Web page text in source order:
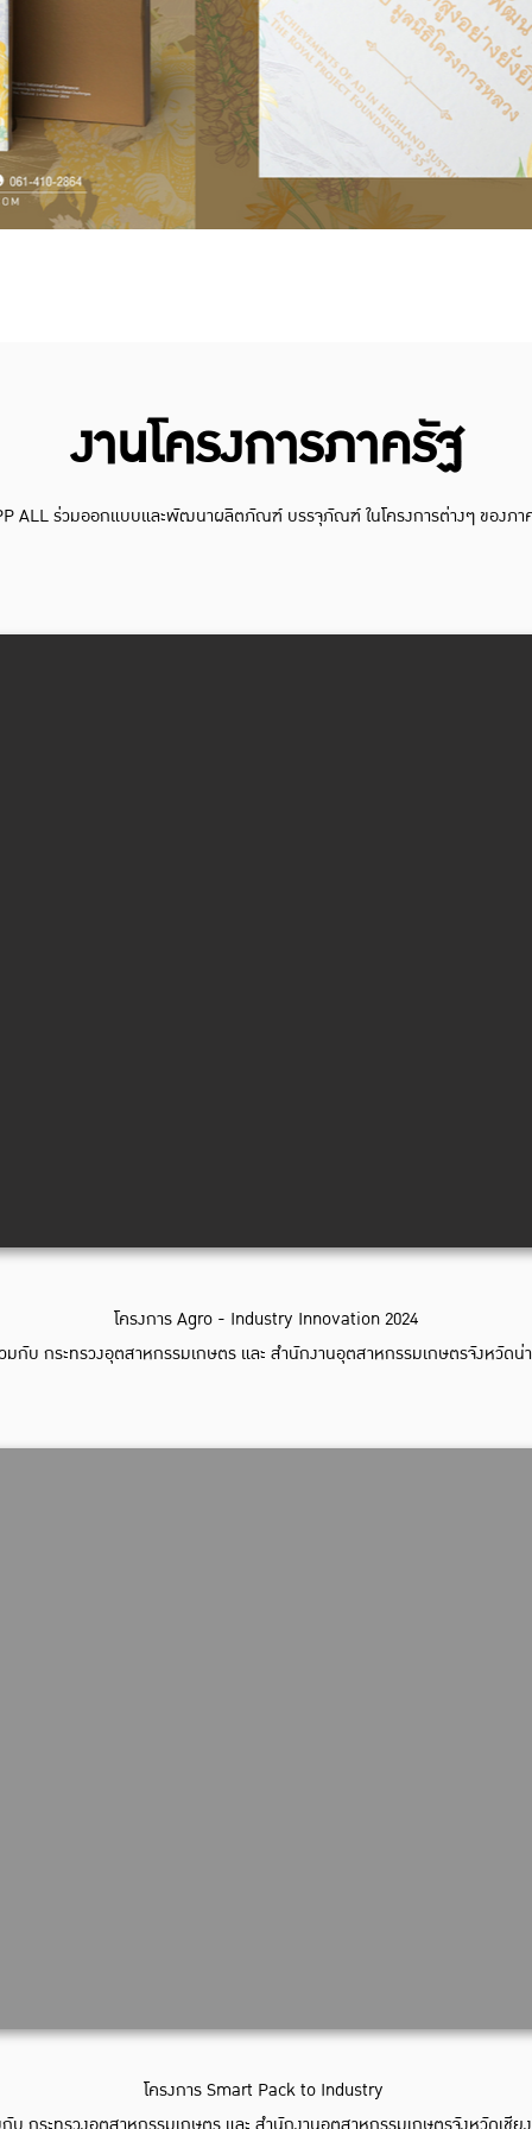
งานโครงการภาครัฐ
ALL ร่วมออกแบบและพัฒนาผลิตภัณฑ์ บรรจุภัณฑ์ ในโครงการต่างๆ ของภา
โครงการ Agro - Industry Innovation 2024
มกับ กระทรวงอุตสาหกรรมเกษตร และ สำนักงานอุตสาหกรรมเกษตรจังหวัดน่
โครงการ Smart Pack to Industry